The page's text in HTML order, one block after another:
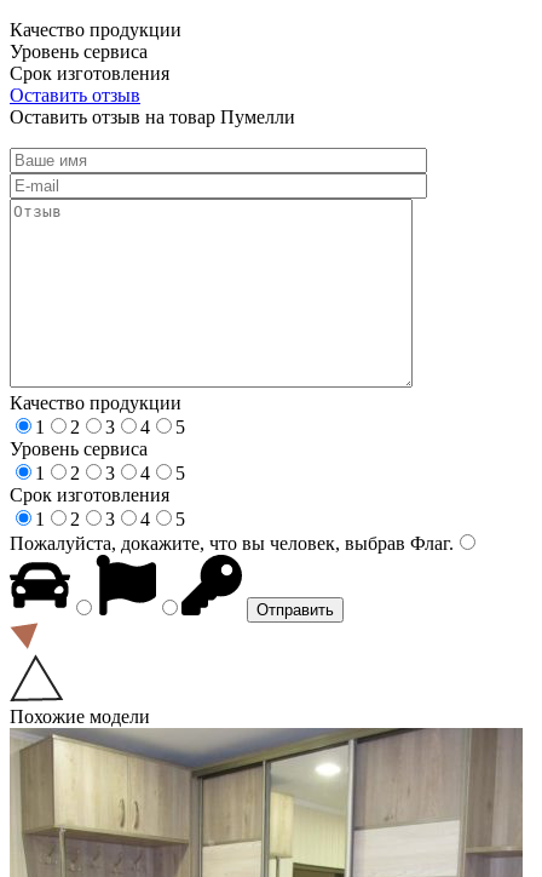
Качество продукции
Уровень сервиса
Срок изготовления
Оставить отзыв
Оставить отзыв на товар Пумелли
Качество продукции
1
2 3 4
5
Уровень сервиса
1
2 3 4
5
Срок изготовления
1
2 3 4
5
Пожалуйста, докажите, что вы человек, выбрав Флаг.
Похожие модели